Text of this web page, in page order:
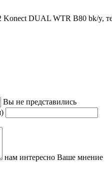
Konect DUAL WTR B80 bk/y,
Вы не представились
нам интересно Ваше мнение